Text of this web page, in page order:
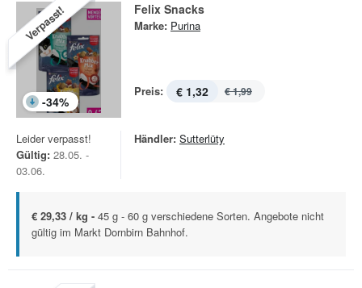
Verpasst!
-34%
Felix Snacks
Marke: Purina
Preis: € 1,32 € 1,99
Leider verpasst!
Gültig: 28.05. -
03.06.
Händler: Sutterlüty
€ 29,33 / kg - 45 g - 60 g verschiedene Sorten. Angebote nicht
gültig im Markt Dornbirn Bahnhof.